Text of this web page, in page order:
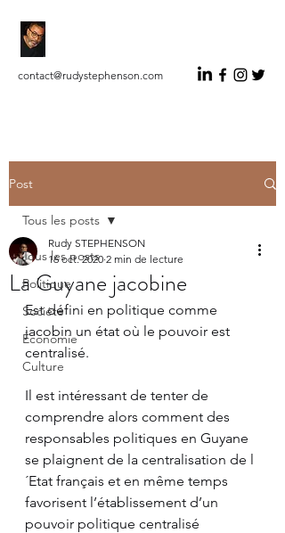
Auteur Indépendant Éditorialiste
contact@rudystephenson.com
Post
Tous les posts
Politique
Société
Économie
Culture
Tous les posts
La Guyane jacobine
Rudy STEPHENSON
16 oct. 2020 2 min de lecture
Est défini en politique comme
jacobin un état où le pouvoir est
centralisé.
Il est intéressant de tenter de
comprendre alors comment des
responsables politiques en Guyane
se plaignent de la centralisation de l
´Etat français et en même temps
favorisent l’établissement d’un
pouvoir politique centralisé